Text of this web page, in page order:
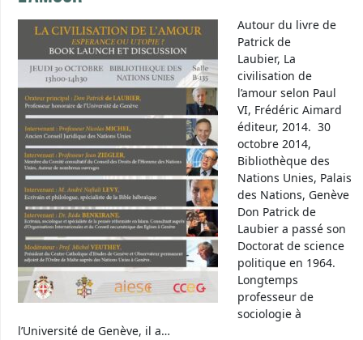
Autour du livre de
Patrick de
Laubier, La
civilisation de
l’amour selon Paul
VI, Frédéric Aimard
éditeur, 2014. 30
octobre 2014,
Bibliothèque des
Nations Unies, Palais
des Nations, Genève
Don Patrick de
Laubier a passé son
Doctorat de science
politique en 1964.
Longtemps
professeur de
sociologie à
l’Université de Genève, il a…